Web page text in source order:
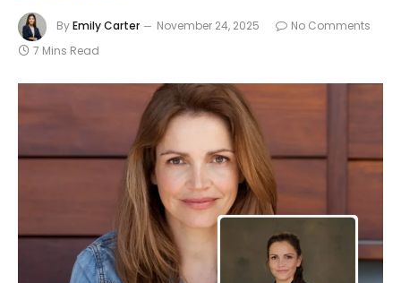
ByEmily Carter November 24, 2025
No Comments
7 Mins Read